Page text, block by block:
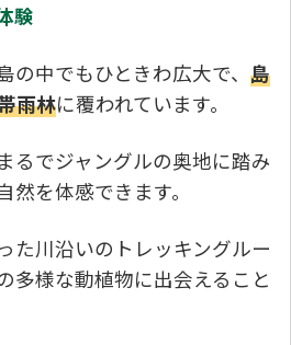
験
中でもひときわ広大で、 島
雨林に覆われています。
るでジャングルの奥地に踏み
を体感できます。
た川沿いのトレッキングルー
多様な動植物に出会えること